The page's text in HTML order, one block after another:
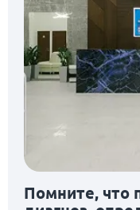
Помните, что